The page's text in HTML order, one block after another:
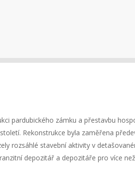
pardubického zámku a přestavbu
Rekonstrukce byla zaměřena
rozsáhlé stavební aktivity v
depozitář a depozitáře pro více